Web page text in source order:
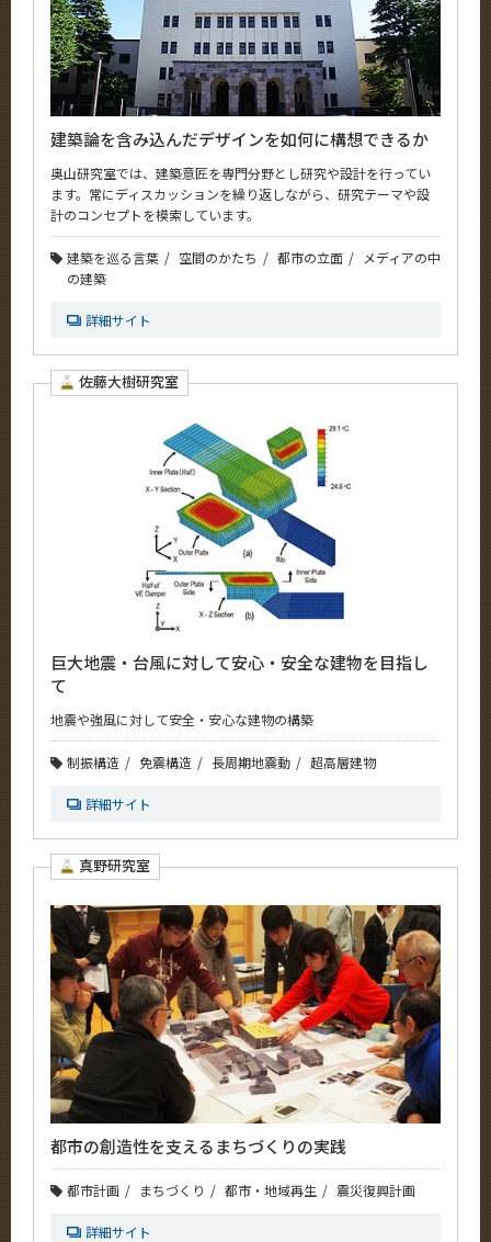
建築論を含み込んだデザインを如何に構想できるか
奥山研究室では、建築意匠を専門分野とし研究や設計を行ってい
ます。常にディスカッションを繰り返しながら、研究テーマや設
計のコンセプトを模索しています。
建築を巡る言葉 空間のかたち 都市の立面
メディアの中
の建築
詳細サイト
佐藤大樹研究室
巨大地震・台風に対して安心・安全な建物を目指し
て
地震や強風に対して安全・安心な建物の構築
制振構造 免震構造 長周期地震動 超高層建物
詳細サイト
真野研究室
都市の創造性を支えるまちづくりの実践
都市計画 まちづくり 都市・地域再生 震災復興計画
詳細サイト